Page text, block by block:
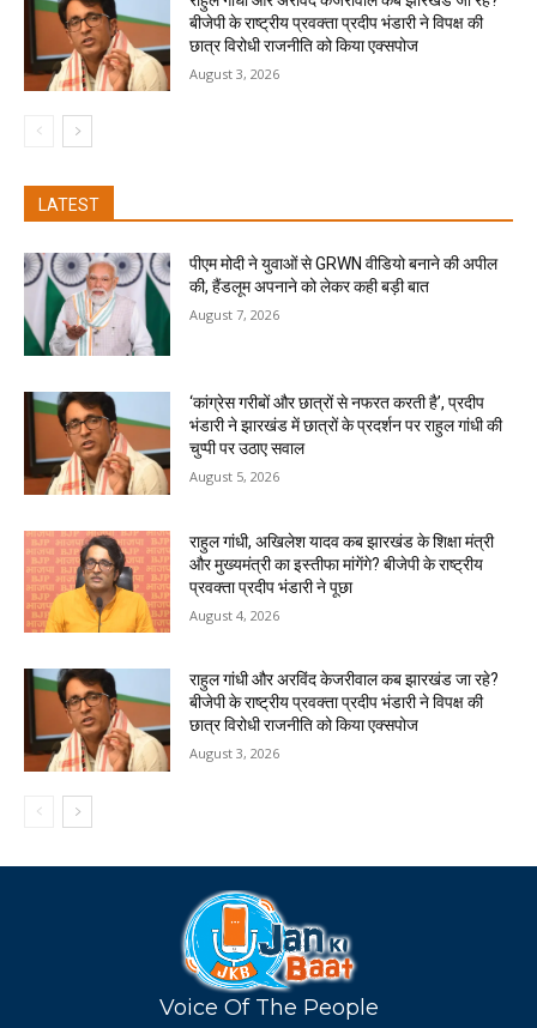
बीजेपी के राष्ट्रीय प्रवक्ता प्रदीप भंडारी ने विपक्ष की
छात्र विरोधी राजनीति को किया एक्सपोज
August 3, 2026
LATEST
पीएम मोदी ने युवाओं से GRWN वीडियो बनाने की अपील
की, हैंडलूम अपनाने को लेकर कही बड़ी बात
August 7, 2026
‘कांग्रेस गरीबों और छात्रों से नफरत करती है’, प्रदीप
भंडारी ने झारखंड में छात्रों के प्रदर्शन पर राहुल गांधी की
चुप्पी पर उठाए सवाल
August 5, 2026
राहुल गांधी, अखिलेश यादव कब झारखंड के शिक्षा मंत्री
और मुख्यमंत्री का इस्तीफा मांगेंगे? बीजेपी के राष्ट्रीय
प्रवक्ता प्रदीप भंडारी ने पूछा
August 4, 2026
राहुल गांधी और अरविंद केजरीवाल कब झारखंड जा रहे?
बीजेपी के राष्ट्रीय प्रवक्ता प्रदीप भंडारी ने विपक्ष की
छात्र विरोधी राजनीति को किया एक्सपोज
August 3, 2026
Voice Of The People